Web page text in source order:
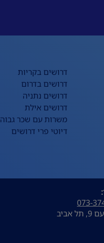
דרושים בקריות
דרושים בדרום
דרושים נתניה
דרושים אילת
משרות עם שכר גבוה
דיוטי פרי דרושים
073-